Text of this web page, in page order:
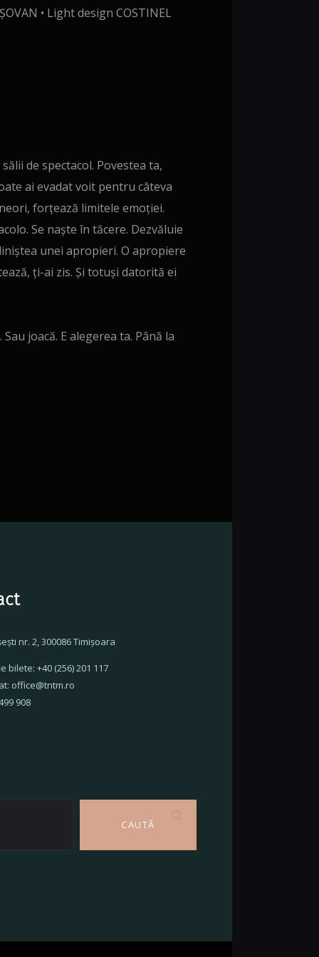
• Light design COSTINEL
de spectacol. Povestea ta,
ai evadat voit pentru câteva
forțează limitele emoției.
Se naște în tăcere. Dezvăluie
unei apropieri. O apropiere
ți-ai zis. Și totuși datorită ei
joacă. E alegerea ta. Până la
nr. 2, 300086 Timişoara
bilete: +40 (256) 201 117
office@tntm.ro
908
CAUTĂ